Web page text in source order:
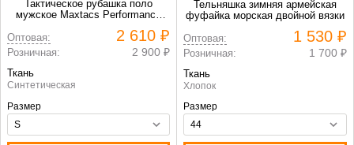
Тактическое рубашка поло
мужское Maxtacs Performance
Оптовая:
2 610 ₽
Розничная: 2 900 ₽
Ткань
Синтетическая
Размер
Тельняшка зимняя армейская
фуфайка морская двойной вязки
Оптовая:
1 530 ₽
Розничная: 1 700 ₽
Ткань
Хлопок
Размер